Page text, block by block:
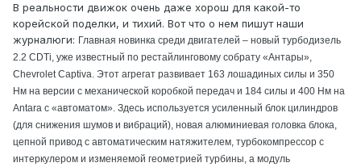
В реальности движок очень даже хорош для какой-то
корейской поделки, и тихий. Вот что о нем пишут наши
журналюги: Главная новинка среди двигателей – новый турбодизель
2.2 CDTi, уже известный по рестайлинговому собрату «Антары»,
Chevrolet Captiva. Этот агрегат развивает 163 лошадиных силы и 350
Нм на версии с механической коробкой передач и 184 силы и 400 Нм на
Antara с «автоматом». Здесь используется усиленный блок цилиндров
(для снижения шумов и вибраций), новая алюминиевая головка блока,
цепной привод с автоматическим натяжителем, турбокомпрессор с
интеркулером и изменяемой геометрией турбины, а модуль